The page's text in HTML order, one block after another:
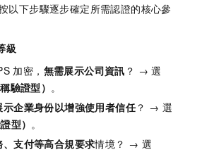
以下步驟逐步確定所需認證的核心參
級
加密， 無需展示公司資訊 ？ → 選
驗證型） 。
示企業身份以增強使用者信任？ → 選
型） 。
、支付等高合規要求情境？ → 選